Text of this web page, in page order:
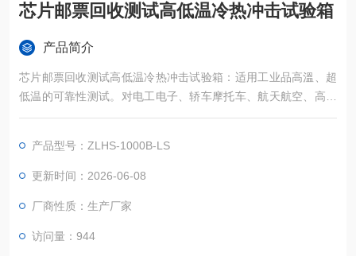
芯片邮票回收测试高低温冷热冲击试验箱
产品简介
芯片邮票回收测试高低温冷热冲击试验箱：适用工业品高溫、超
低温的可靠性测试。对电工电子、轿车摩托车、航天航空、高等
学校、科研机构等相关产品的零部件及原材料在高溫、超低温
产品型号：ZLHS-1000B-LS
更新时间：2026-06-08
厂商性质：生产厂家
访问量：944